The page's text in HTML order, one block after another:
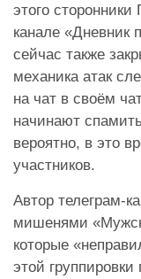
этого
канале «Дневник
сейчас также
механика атак
на чат в своём
начинают
вероятно, в это
участников.
Автор телеграм-
мишенями
которые
этой